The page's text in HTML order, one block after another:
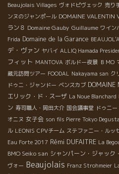
Beaujolais Villages ヴォドピヴェック 売り
ンヌのジャンポール DOMAINE VALENTIN
ラン８ Domaine Gauby Guillaume ワイン
Frida Domaine de la Garance
デ・ヴァン ヤバイ ALLIQ Hamada
フィット MANTOVA ボルドー夜景 ＢＭО
蔵元訪問ツアー FOODAL Nakayama san ク
ドゥニ・ジャンドー ベンスカブ DOMAINE
エリック・ド・スーザ La Noue Blanchard
ン 寿司職人・岡田大介 国会議事堂 ドゥニ
オニヌ 女子会 son fils Pierre Tokyo
ル LEONIS CPVチーム ステファニー・ルッ
Eau Forte 2017 Rémi DUFAITRE La
BMO Seiko san シャンパーン・ジャック
ヴォー Beaujolais Franz Strohmeier